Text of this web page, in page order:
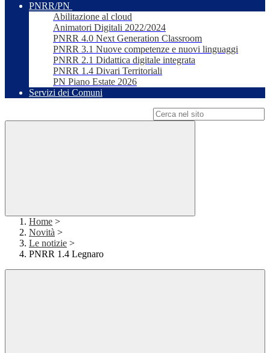
PNRR/PN
Abilitazione al cloud
Animatori Digitali 2022/2024
PNRR 4.0 Next Generation Classroom
PNRR 3.1 Nuove competenze e nuovi linguaggi
PNRR 2.1 Didattica digitale integrata
PNRR 1.4 Divari Territoriali
PN Piano Estate 2026
Servizi dei Comuni
Home >
Novità >
Le notizie >
PNRR 1.4 Legnaro